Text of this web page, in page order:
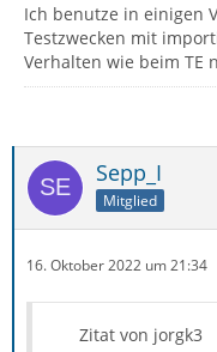
Ich benutze in einigen
Testzwecken mit
Verhalten wie beim TE
Sepp_I
Mitglied
16. Oktober 2022 um 21:34
Zitat von jorgk3